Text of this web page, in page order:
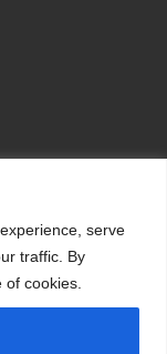
serve
traffic. By
cookies.© 2022